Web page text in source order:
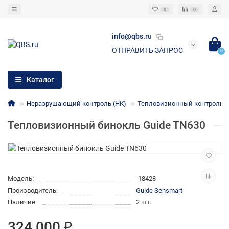
0 0
info@qbs.ru
ОТПРАВИТЬ ЗАПРОС
0
Каталог
Неразрушающий контроль (НК) Тепловизионный контроль
Тепловизионный бинокль Guide TN630
Модель:
-18428
Производитель:
Guide Sensmart
Наличие:
2 шт.